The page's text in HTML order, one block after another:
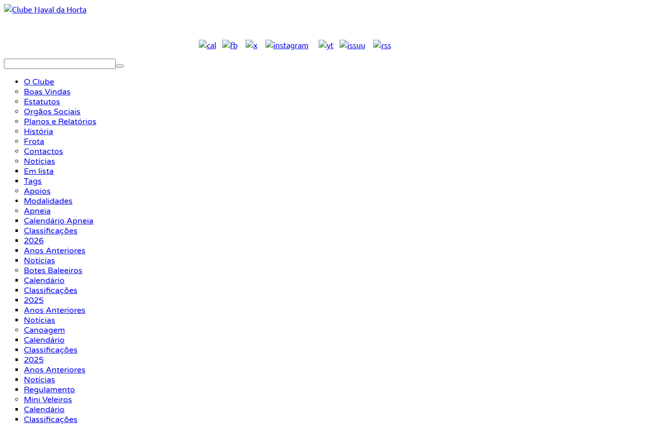
O Clube
Boas Vindas
Estatutos
Orgãos Sociais
Planos e Relatórios
História
Frota
Contactos
Notícias
Em lista
Tags
Apoios
Modalidades
Apneia
Calendário Apneia
Classificações
2026
Anos Anteriores
Notícias
Botes Baleeiros
Calendário
Classificações
2025
Anos Anteriores
Notícias
Canoagem
Calendário
Classificações
2025
Anos Anteriores
Notícias
Regulamento
Mini Veleiros
Calendário
Classificações